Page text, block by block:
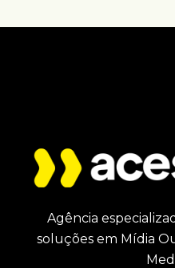
Agência
soluções em Mídia